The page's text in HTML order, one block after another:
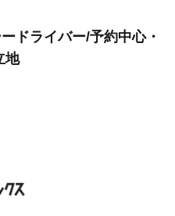
ドライバー/予約中心・
地